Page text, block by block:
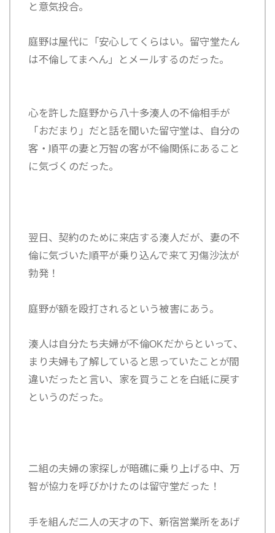
と意気投合。
庭野は屋代に「安心してくらはい。留守堂たん
は不倫してまへん」とメールするのだった。
心を許した庭野から 八十多湊人の不倫相手が
「おだまり」 だと話を聞いた留守堂は、自分の
客・順平の妻と万智の客が不倫関係にあること
に気づくのだった。
翌日、契約のために来店する湊人だが、妻の不
倫に気づいた順平が乗り込んで来て刃傷沙汰が
勃発！
庭野が額を殴打されるという被害にあう。
湊人は自分たち夫婦が不倫OKだからといって、
まり夫婦も了解していると思っていたことが間
違いだったと言い、家を買うことを白紙に戻す
というのだった。
二組の夫婦の家探しが暗礁に乗り上げる中、万
智が協力を呼びかけたのは留守堂だった！
手を組んだ二人の天才の下、新宿営業所をあげ